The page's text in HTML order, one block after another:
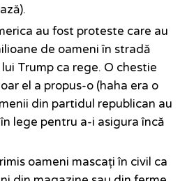
au fost proteste care au
de oameni în stradă
Trump ca rege. O chestie
el a propus-o (haha era o
din partidul republican au
lege pentru a-i asigura încă
oameni mascați în civil ca